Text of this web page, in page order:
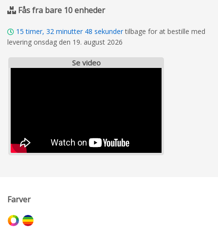
Fås fra bare 10 enheder
15 timer, 32 minutter 48 sekundertilbage for at bestille med
levering onsdag den 19. august 2026
Se video
Farver